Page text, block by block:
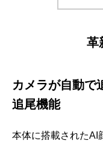
革
カメラが自動で
追尾機能
本体に搭載されたAI